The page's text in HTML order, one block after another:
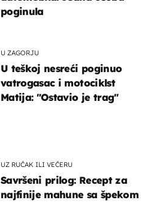
poginula
U ZAGORJU
U teškoj nesreći poginuo
vatrogasac i motociklst
Matija: "Ostavio je trag"
UZ RUČAK ILI VEČERU
Savršeni prilog: Recept za
najfinije mahune sa špekom